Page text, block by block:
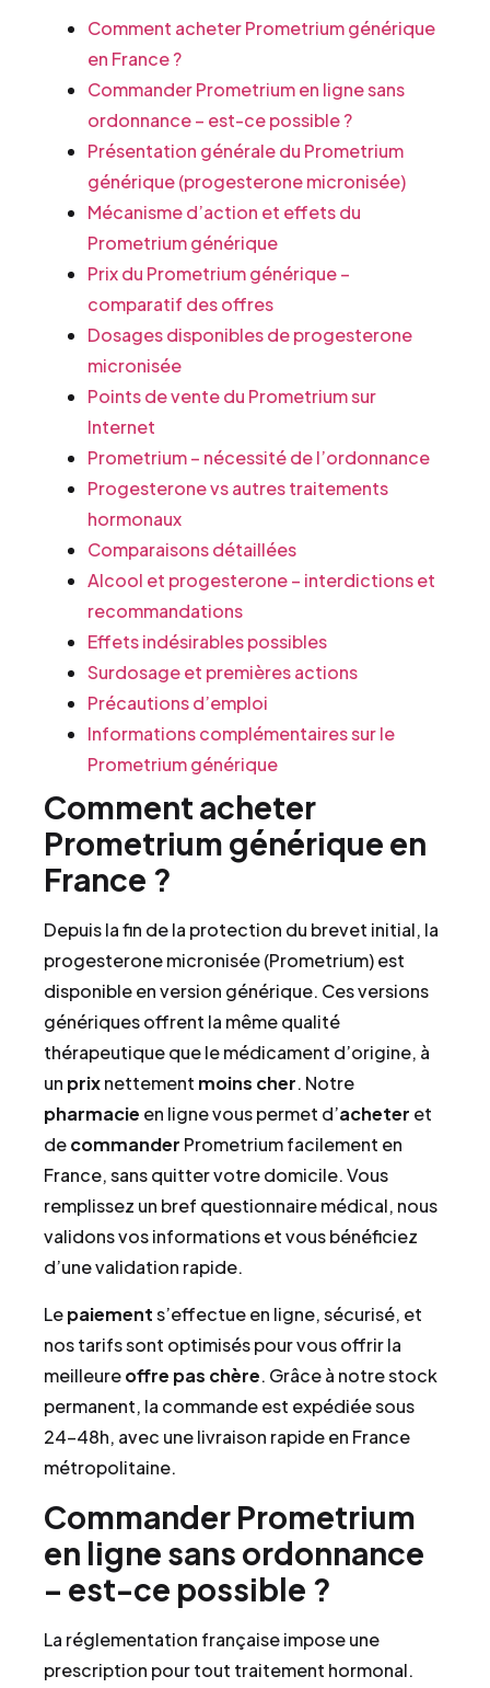
Comment acheter Prometrium générique
en France ?
Commander Prometrium en ligne sans
ordonnance – est-ce possible ?
Présentation générale du Prometrium
générique (progesterone micronisée)
Mécanisme d’action et effets du
Prometrium générique
Prix du Prometrium générique –
comparatif des offres
Dosages disponibles de progesterone
micronisée
Points de vente du Prometrium sur
Internet
Prometrium – nécessité de l’ordonnance
Progesterone vs autres traitements
hormonaux
Comparaisons détaillées
Alcool et progesterone – interdictions et
recommandations
Effets indésirables possibles
Surdosage et premières actions
Précautions d’emploi
Informations complémentaires sur le
Prometrium générique
Comment acheter
Prometrium générique en
France ?
Depuis la fin de la protection du brevet initial, la
progesterone micronisée (Prometrium) est
disponible en version générique. Ces versions
génériques offrent la même qualité
thérapeutique que le médicament d’origine, à
un prixnettement moins cher. Notre
pharmacie en ligne vous permet d’acheter et
decommander Prometrium facilement en
France, sans quitter votre domicile. Vous
remplissez un bref questionnaire médical, nous
validons vos informations et vous bénéficiez
d’une validation rapide.
Lepaiements’effectue en ligne, sécurisé, et
nos tarifs sont optimisés pour vous offrir la
meilleureoffre pas chère. Grâce à notre stock
permanent, la commande est expédiée sous
24-48h, avec une livraison rapide en France
métropolitaine.
Commander Prometrium
en ligne sans ordonnance
– est-ce possible ?
La réglementation française impose une
prescription pour tout traitement hormonal.